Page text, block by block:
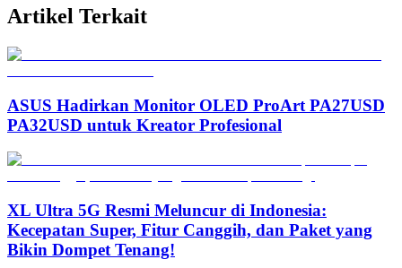
Artikel Terkait
ASUS Hadirkan Monitor OLED ProArt PA27USD
PA32USD untuk Kreator Profesional
XL Ultra 5G Resmi Meluncur di Indonesia:
Kecepatan Super, Fitur Canggih, dan Paket yang
Bikin Dompet Tenang!